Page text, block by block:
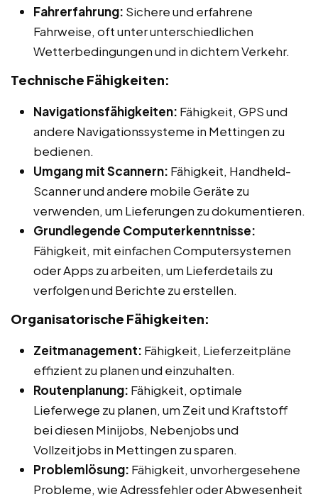
Fahrerfahrung: Sichere und erfahrene
Fahrweise, oft unter unterschiedlichen
Wetterbedingungen und in dichtem Verkehr.
Technische Fähigkeiten:
Navigationsfähigkeiten: Fähigkeit, GPS und
andere Navigationssysteme in Mettingen zu
bedienen.
Umgang mit Scannern: Fähigkeit, Handheld-
Scanner und andere mobile Geräte zu
verwenden, um Lieferungen zu dokumentieren.
Grundlegende Computerkenntnisse:
Fähigkeit, mit einfachen Computersystemen
oder Apps zu arbeiten, um Lieferdetails zu
verfolgen und Berichte zu erstellen.
Organisatorische Fähigkeiten:
Zeitmanagement: Fähigkeit, Lieferzeitpläne
effizient zu planen und einzuhalten.
Routenplanung: Fähigkeit, optimale
Lieferwege zu planen, um Zeit und Kraftstoff
bei diesen Minijobs, Nebenjobs und
Vollzeitjobs in Mettingen zu sparen.
Problemlösung: Fähigkeit, unvorhergesehene
Probleme, wie Adressfehler oder Abwesenheit